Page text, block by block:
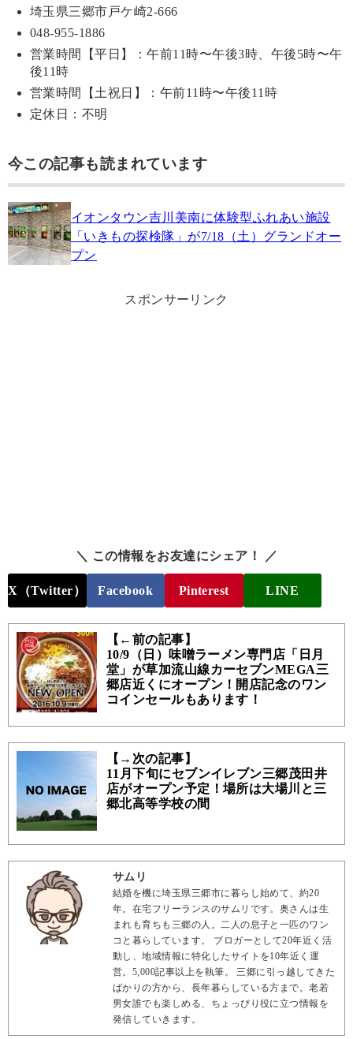
埼玉県三郷市戸ケ崎2-666
048-955-1886
営業時間【平日】：午前11時〜午後3時、午後5時〜午
後11時
営業時間【土祝日】：午前11時〜午後11時
定休日：不明
今この記事も読まれています
イオンタウン吉川美南に体験型ふれあい施設
「いきもの探検隊」が7/18（土）グランドオー
プン
スポンサーリンク
＼ この情報をお友達にシェア！ ／
X（Twitter） Facebook Pinterest LINE
【←前の記事】
10/9（日）味噌ラーメン専門店「日月
堂」が草加流山線カーセブンMEGA三
郷店近くにオープン！開店記念のワン
コインセールもあります！
【→次の記事】
11月下旬にセブンイレブン三郷茂田井
店がオープン予定！場所は大場川と三
郷北高等学校の間
サムリ
結婚を機に埼玉県三郷市に暮らし始めて、約20
年。在宅フリーランスのサムリです。奥さんは生
まれも育ちも三郷の人。二人の息子と一匹のワン
コと暮らしています。 ブロガーとして20年近く活
動し、地域情報に特化したサイトを10年近く運
営。5,000記事以上を執筆。 三郷に引っ越してきた
ばかりの方から、長年暮らしている方まで。老若
男女誰でも楽しめる、ちょっぴり役に立つ情報を
発信していきます。